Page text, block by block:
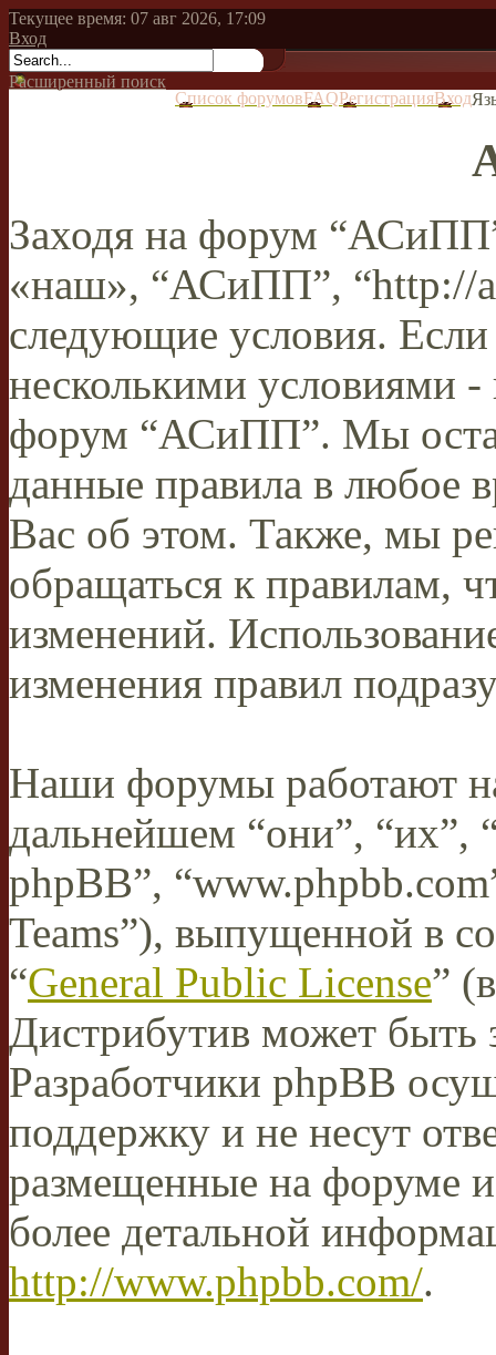
Текущее время: 07 авг 2026, 17:09
Вход
Расширенный поиск
Список форумовFAQРегистрацияВход
Заходя на форум
«наш», “АСиПП”, “http://
следующие условия.
несколькими условиями -
форум “АСиПП”. Мы
данные правила в любое
Вас об этом. Также, мы
обращаться к правилам,
изменений.
изменения правил
Наши форумы работают
дальнейшем “они”, “их”,
phpBB”,
Teams”), выпущенной в
“General Public License”
Дистрибутив может быть
Разработчики phpBB
поддержку и не несут
размещенные на форуме
более детальной
http://www.phpbb.com/.